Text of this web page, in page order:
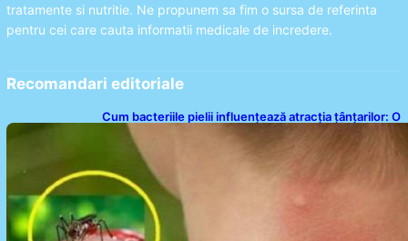
tratamente si nutritie. Ne propunem sa fim o sursa de referinta
pentru cei care cauta informatii medicale de incredere.
Recomandari editoriale
Cum bacteriile pielii influențează atracția țânțarilor: O
nouă viziune asupra alegerii victimelor